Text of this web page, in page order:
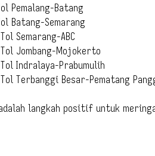
Pemalang-Batang
Batang-Semarang
Semarang-ABC
Jombang-Mojokerto
Indralaya-Prabumulih
Terbanggi Besar-Pematang
langkah positif untuk